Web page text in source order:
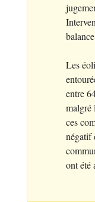
Les
entre
malgré
ces
négatif
ont été